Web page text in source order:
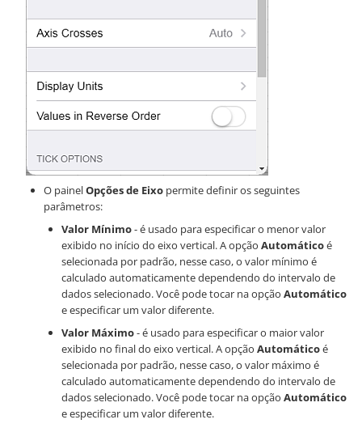
O painelOpções de Eixo permite definir os seguintes
parâmetros:
Valor Mínimo- é usado para especificar o menor valor
exibido no início do eixo vertical. A opção Automáticoé
selecionada por padrão, nesse caso, o valor mínimo é
calculado automaticamente dependendo do intervalo de
dados selecionado. Você pode tocar na opção Automático
e especificar um valor diferente.
Valor Máximo- é usado para especificar o maior valor
exibido no final do eixo vertical. A opção Automáticoé
selecionada por padrão, nesse caso, o valor máximo é
calculado automaticamente dependendo do intervalo de
dados selecionado. Você pode tocar na opção Automático
e especificar um valor diferente.